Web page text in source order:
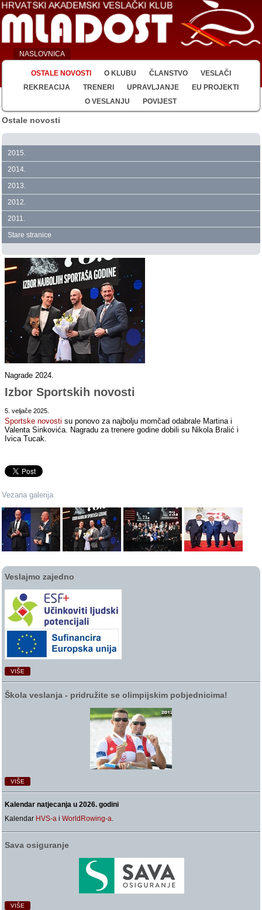
NASLOVNICA
OSTALE NOVOSTI O KLUBU ČLANSTVO
VESLAČI
REKREACIJA
TRENERI UPRAVLJANJE
EU PROJEKTI
O VESLANJU
POVIJEST
Ostale novosti
2015.
2014.
2013.
2012.
2011.
Stare stranice
Nagrade 2024.
Izbor Sportskih novosti
5. veljače 2025.
Sportske novosti su ponovo za najbolju momčad odabrale Martina i
Valenta Sinkovića. Nagradu za trenere godine dobili su Nikola Bralić i
Ivica Tucak.
Vezana galerija
Veslajmo zajedno
VIŠE
Škola veslanja ‑ pridružite se olimpijskim pobjednicima!
VIŠE
Kalendar natjecanja u 2026. godini
Kalendar HVS-a iWorldRowing-a.
Sava osiguranje
VIŠE